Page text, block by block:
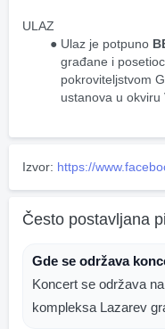
ULAZ
Ulaz je potpuno
građane i
pokroviteljstvom
ustanova u okviru
Izvor: https://
Često postavljana
Gde se održava
Koncert se održava
kompleksa Lazarev